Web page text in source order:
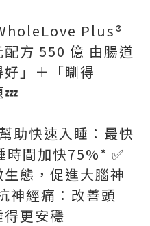
Plus®
方 550 億 由腸道
」＋「瞓得
助快速入睡：最快
時間加快75%* ✅
態，促進大腦神
神經痛：改善頭
更安穩